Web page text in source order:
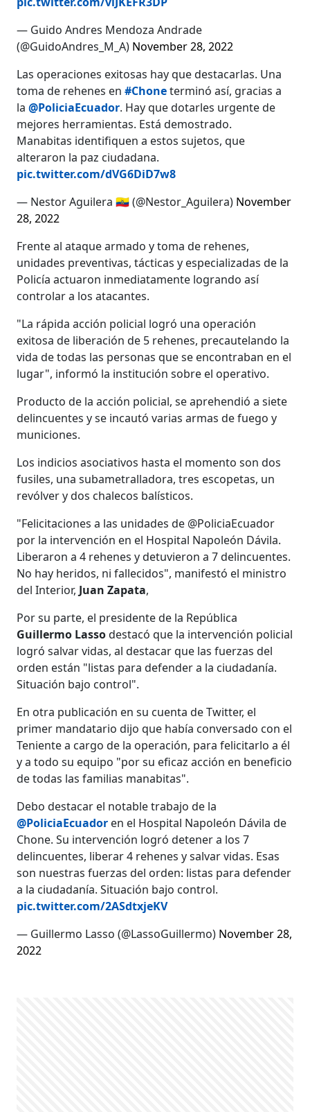
— Guido Andres Mendoza Andrade
(@GuidoAndres_M_A) November 28, 2022
Las operaciones exitosas hay que destacarlas. Una
toma de rehenes en#Choneterminó así, gracias a
la@PoliciaEcuador. Hay que dotarles urgente de
mejores herramientas. Está demostrado.
Manabitas identifiquen a estos sujetos, que
alteraron la paz ciudadana.
pic.twitter.com/dVG6DiD7w8
— Nestor Aguilera 🇪🇨 (@Nestor_Aguilera) November
28, 2022
Frente al ataque armado y toma de rehenes,
unidades preventivas, tácticas y especializadas de la
Policía actuaron inmediatamente logrando así
controlar a los atacantes.
"La rápida acción policial logró una operación
exitosa de liberación de 5 rehenes, precautelando la
vida de todas las personas que se encontraban en el
lugar", informó la institución sobre el operativo.
Producto de la acción policial, se aprehendió a siete
delincuentes y se incautó varias armas de fuego y
municiones.
Los indicios asociativos hasta el momento son dos
fusiles, una subametralladora, tres escopetas, un
revólver y dos chalecos balísticos.
"Felicitaciones a las unidades de @PoliciaEcuador
por la intervención en el Hospital Napoleón Dávila.
Liberaron a 4 rehenes y detuvieron a 7 delincuentes.
No hay heridos, ni fallecidos", manifestó el ministro
del Interior, Juan Zapata,
Por su parte, el presidente de la República
Guillermo Lassodestacó que la intervención policial
logró salvar vidas, al destacar que las fuerzas del
orden están "listas para defender a la ciudadanía.
Situación bajo control".
En otra publicación en su cuenta de Twitter, el
primer mandatario dijo que había conversado con el
Teniente a cargo de la operación, para felicitarlo a él
y a todo su equipo "por su eficaz acción en beneficio
de todas las familias manabitas".
Debo destacar el notable trabajo de la
@PoliciaEcuador en el Hospital Napoleón Dávila de
Chone. Su intervención logró detener a los 7
delincuentes, liberar 4 rehenes y salvar vidas. Esas
son nuestras fuerzas del orden: listas para defender
a la ciudadanía. Situación bajo control.
pic.twitter.com/2ASdtxjeKV
— Guillermo Lasso (@LassoGuillermo) November 28,
2022